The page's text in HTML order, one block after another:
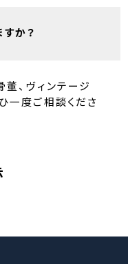
か？
董、ヴィンテージ
一度ご相談くださ